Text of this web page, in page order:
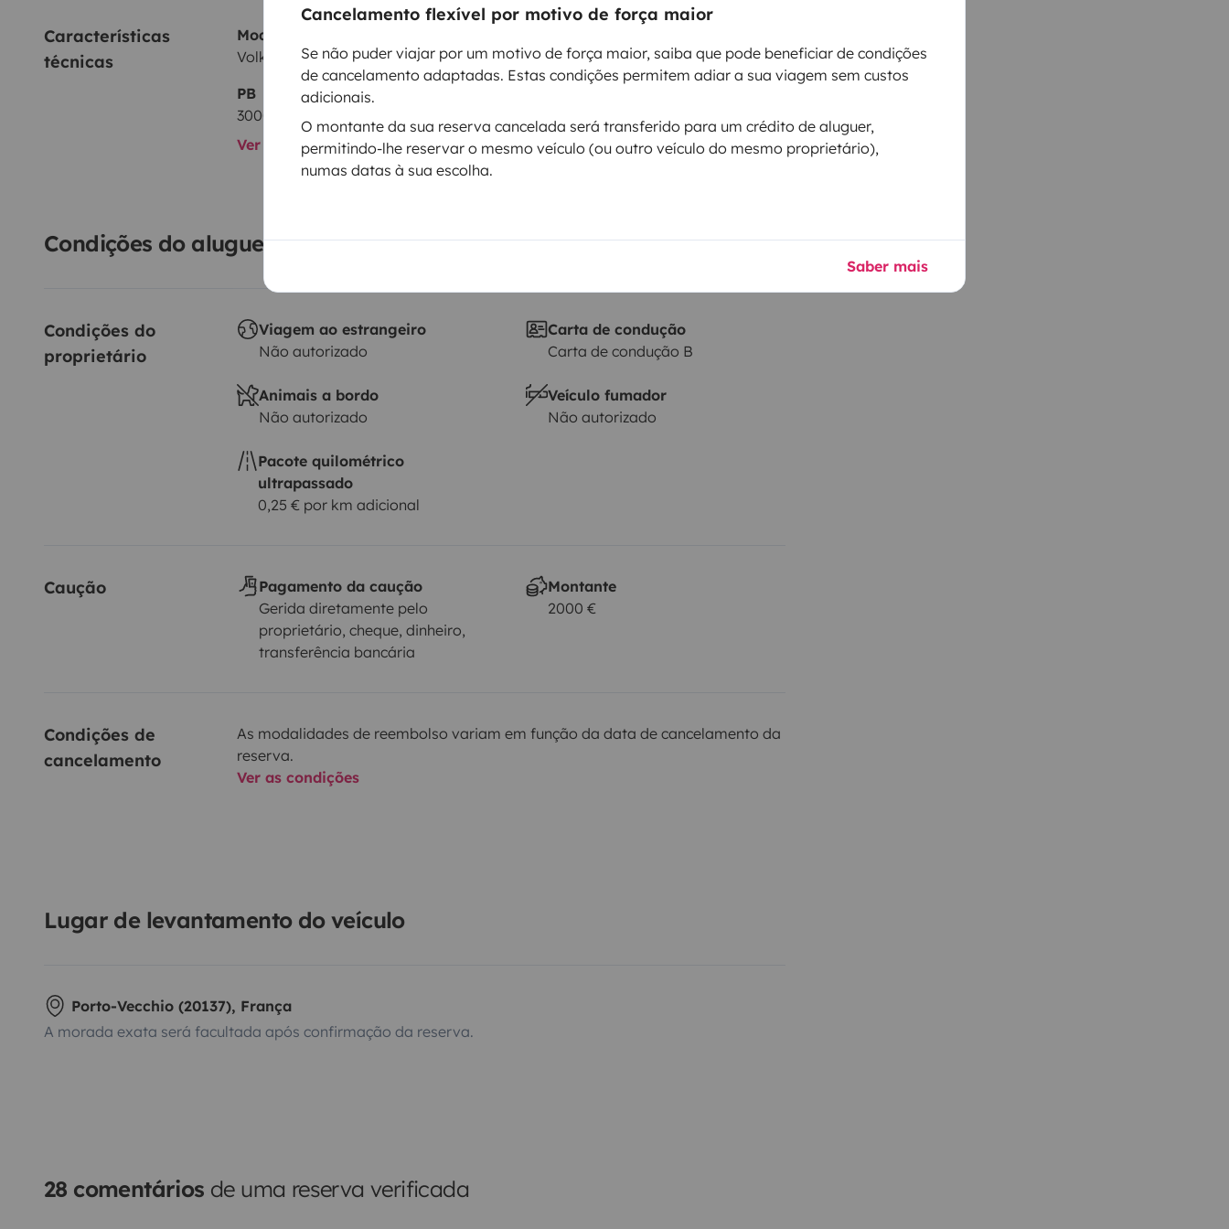
Cancelamento flexível por motivo de força maior
Se não puder viajar por um motivo de força maior, saiba que pode beneficiar de condições
de cancelamento adaptadas. Estas condições permitem adiar a sua viagem sem custos
adicionais.
O montante da sua reserva cancelada será transferido para um crédito de aluguer,
permitindo-lhe reservar o mesmo veículo (ou outro veículo do mesmo proprietário),
numas datas à sua escolha.
Saber mais
Características
técnicas
Modelo
Volkswagen Transporter 2,0 l 102 ch
2012
PB
3000 kg
Ver todas as características
Condições do aluguer
Condições do
proprietário
Viagem ao estrangeiro
Não autorizado
Carta de condução
Carta de condução B
Animais a bordo
Não autorizado
Veículo fumador
Não autorizado
Pacote quilométrico
ultrapassado
0,25 € por km adicional
Caução
Pagamento da caução
Gerida diretamente pelo
proprietário, cheque, dinheiro,
transferência bancária
Montante
2000 €
Condições de
cancelamento
As modalidades de reembolso variam em função da data de cancelamento da
reserva.
Ver as condições
Lugar de levantamento do veículo
Porto-Vecchio (20137), França
A morada exata será facultada após confirmação da reserva.
28 comentários de uma reserva verificada